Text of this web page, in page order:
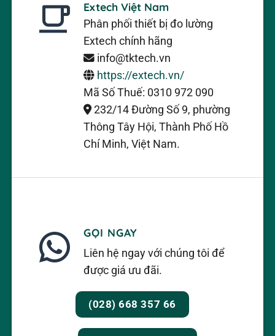
Extech Việt Nam
Phân phối thiết bị đo lường
Extech chính hãng
info@tktech.vn
https://extech.vn/
Mã Số Thuế: 0310 972 090
232/14 Đường Số 9, phường
Thông Tây Hội, Thành Phố Hồ
Chí Minh, Việt Nam.
GỌI NGAY
Liên hệ ngay với chúng tôi để
được giá ưu đãi.
(028) 668 357 66